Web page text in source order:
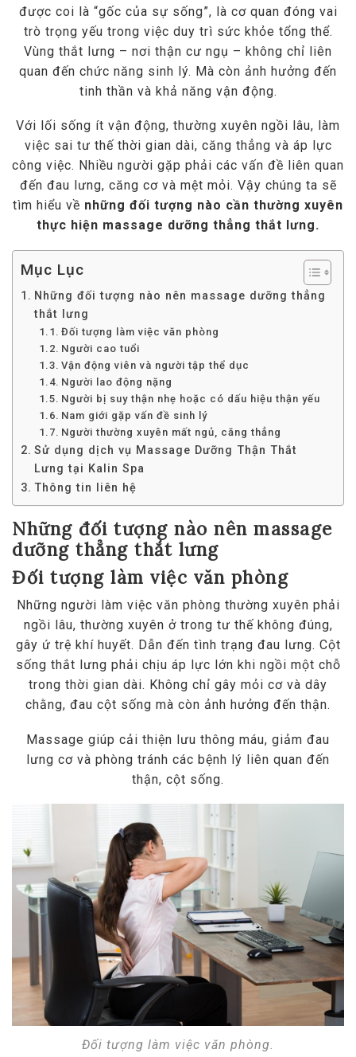
được coi là “gốc của sự sống”, là cơ quan đóng vai
trò trọng yếu trong việc duy trì sức khỏe tổng thể.
Vùng thắt lưng – nơi thận cư ngụ – không chỉ liên
quan đến chức năng sinh lý. Mà còn ảnh hưởng đến
tinh thần và khả năng vận động.
Với lối sống ít vận động, thường xuyên ngồi lâu, làm
việc sai tư thế thời gian dài, căng thẳng và áp lực
công việc. Nhiều người gặp phải các vấn đề liên quan
đến đau lưng, căng cơ và mệt mỏi. Vậy chúng ta sẽ
tìm hiểu về những đối tượng nào cần thường xuyên
thực hiện massage dưỡng thẳng thắt lưng.
Mục Lục
Những đối tượng nào nên massage dưỡng thẳng
thắt lưng
Đối tượng làm việc văn phòng
Người cao tuổi
Vận động viên và người tập thể dục
Người lao động nặng
Người bị suy thận nhẹ hoặc có dấu hiệu thận yếu
Nam giới gặp vấn đề sinh lý
Người thường xuyên mất ngủ, căng thẳng
Sử dụng dịch vụ Massage Dưỡng Thận Thắt
Lưng tại Kalin Spa
Thông tin liên hệ
Những đối tượng nào nên massage
dưỡng thẳng thắt lưng
Đối tượng làm việc văn phòng
Những người làm việc văn phòng thường xuyên phải
ngồi lâu, thường xuyên ở trong tư thế không đúng,
gây ứ trệ khí huyết. Dẫn đến tình trạng đau lưng. Cột
sống thắt lưng phải chịu áp lực lớn khi ngồi một chỗ
trong thời gian dài. Không chỉ gây mỏi cơ và dây
chằng, đau cột sống mà còn ảnh hưởng đến thận.
Massage giúp cải thiện lưu thông máu, giảm đau
lưng cơ và phòng tránh các bệnh lý liên quan đến
thận, cột sống.
Đối tượng làm việc văn phòng.